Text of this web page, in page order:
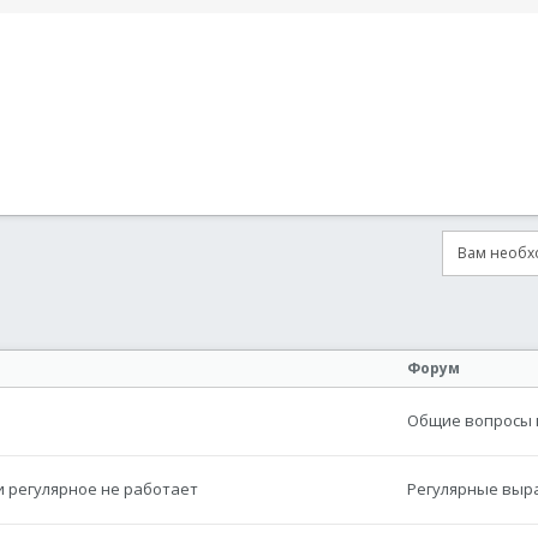
Вам
почта
Форум
Общие вопросы
регулярное не работает Регулярные